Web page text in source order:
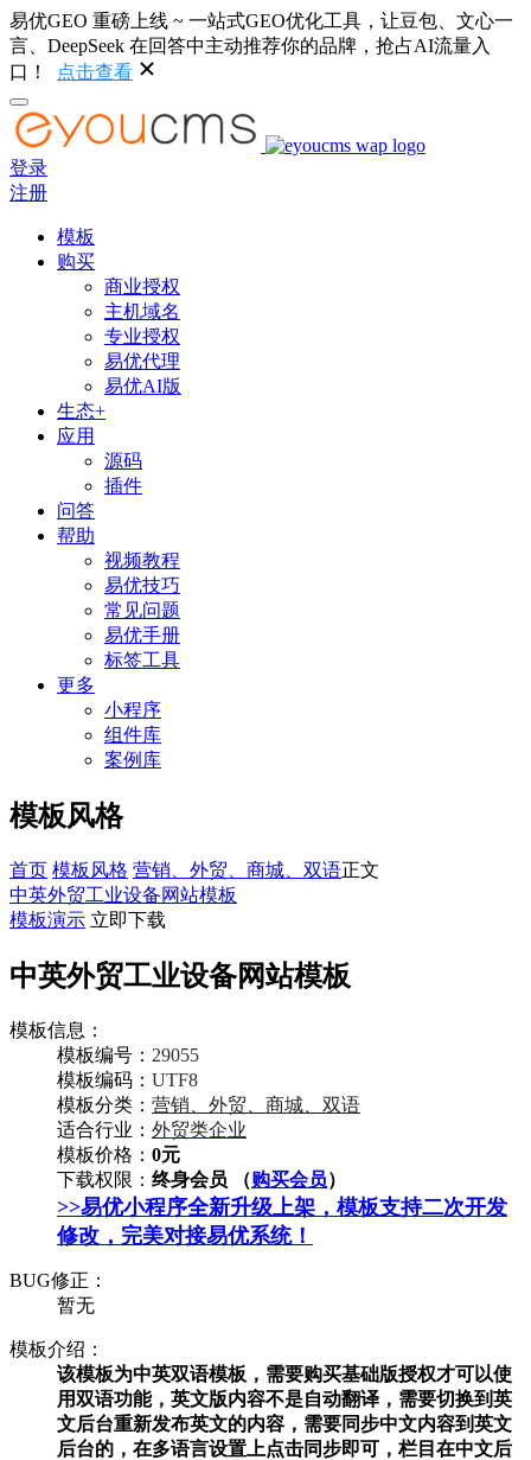
易优GEO 重磅上线 ~ 一站式GEO优化工具，让豆包、文心一
言、DeepSeek 在回答中主动推荐你的品牌，抢占AI流量入
口！
点击查看
登录
注册
模板
购买
商业授权
主机域名
专业授权
易优代理
易优AI版
生态+
应用
源码
插件
问答
帮助
视频教程
易优技巧
常见问题
易优手册
标签工具
更多
小程序
组件库
案例库
模板风格
首页 模板风格 营销、外贸、商城、双语正文
中英外贸工业设备网站模板
模板演示 立即下载
中英外贸工业设备网站模板
模板信息：
模板编号： 29055
模板编码： UTF8
模板分类： 营销、外贸、商城、双语
适合行业： 外贸类企业
模板价格： 0元
下载权限： 终身会员 （购买会员）
>>易优小程序全新升级上架，模板支持二次开发
修改，完美对接易优系统！
BUG修正：
暂无
模板介绍：
该模板为中英双语模板，需要购买基础版授权才可以使
用双语功能，英文版内容不是自动翻译，需要切换到英
文后台重新发布英文的内容，需要同步中文内容到英文
后台的，在多语言设置上点击同步即可，栏目在中文后